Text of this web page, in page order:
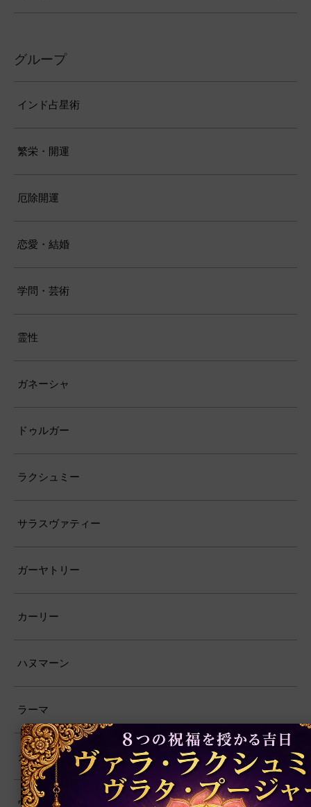
グループ
インド占星術
繁栄・開運
厄除開運
恋愛・結婚
学問・芸術
霊性
ガネーシャ
ドゥルガー
ラクシュミー
サラスヴァティー
ガーヤトリー
カーリー
ハヌマーン
ラーマ
クリシュナ
ヴィシュヌ